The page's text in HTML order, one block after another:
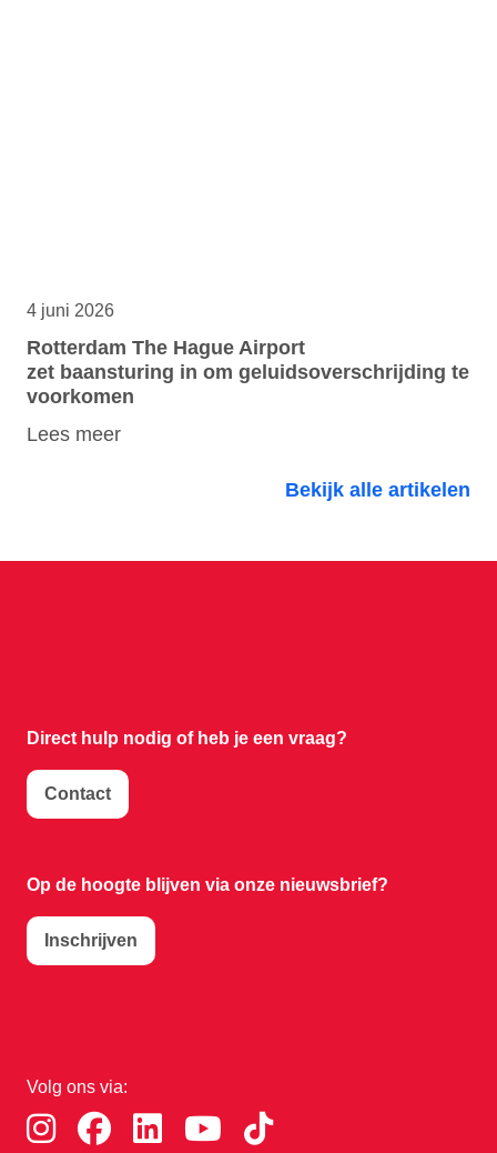
4 juni 2026
Rotterdam The Hague Airport
zet baansturing in om geluidsoverschrijding te
voorkomen
Lees meer
Bekijk alle artikelen
Direct hulp nodig ofheb je een vraag?
Contact
Op de hoogte blijven via onze nieuwsbrief?
Inschrijven
Volg ons via: